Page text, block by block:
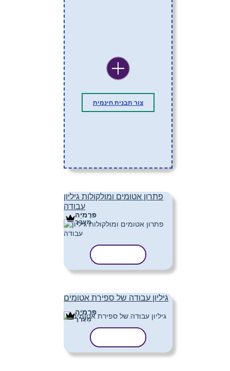
צור תבנית חינמית
פתרון אטומים ומולקולות גיליון
עבודה
פּרֶמיָה
מַעֲרָך
גיליון עבודה של ספירת אטומים
פּרֶמיָה
מַעֲרָך